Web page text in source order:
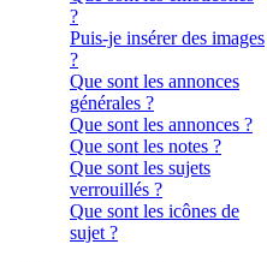
?
Puis-je insérer des images
?
Que sont les annonces
générales ?
Que sont les annonces ?
Que sont les notes ?
Que sont les sujets
verrouillés ?
Que sont les icônes de
sujet ?